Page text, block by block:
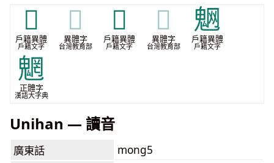
𧈿
戶籍異體
戶籍文字
𧈿
異體字
台灣教育部
𧍑
戶籍異體
戶籍文字
𧍑
異體字
台灣教育部
䰣
戶籍異體
戶籍文字
魍
正體字
漢語大字典
Unihan — 讀音
廣東話
mong5